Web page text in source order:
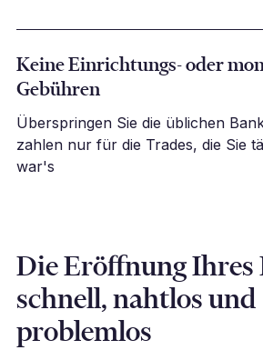
Keine Einrichtungs- oder
Gebühren
Überspringen Sie die üblichen
zahlen nur für die Trades, die Sie
war's
Die Eröffnung Ihres
schnell, nahtlos und
problemlos